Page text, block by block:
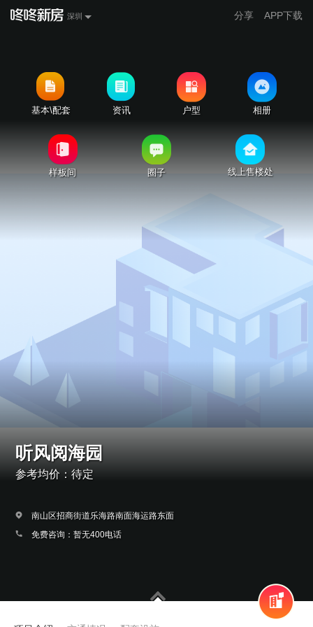
深圳 分享 APP下载
基本\配套 资讯 户型 相册
样板间 圈子 线上售楼处
听风阅海园
参考均价：待定
南山区招商街道乐海路南面海运路东面
免费咨询：暂无400电话